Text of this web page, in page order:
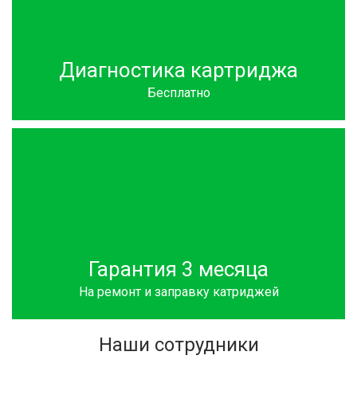
Гарантия 3 месяца
На ремонт и заправку катриджей
Диагностика картриджа
Бесплатно
Наши сотрудники